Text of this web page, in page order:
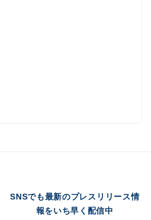
SNSでも最新のプレスリリース情
報をいち早く配信中